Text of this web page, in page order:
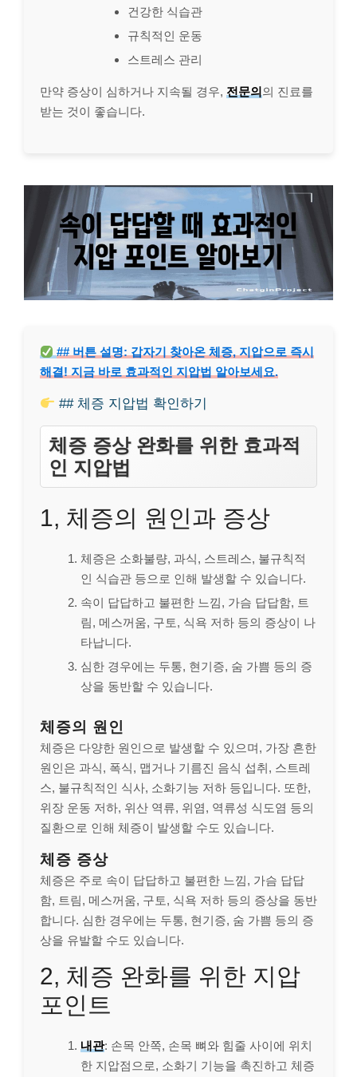
건강한 식습관
규칙적인 운동
스트레스 관리
만약 증상이 심하거나 지속될 경우, 전문의의 진료를
받는 것이 좋습니다.
## 버튼 설명: 갑자기 찾아온 체증, 지압으로 즉시
해결! 지금 바로 효과적인 지압법 알아보세요.
## 체증 지압법 확인하기
체증 증상 완화를 위한 효과적
인 지압법
1, 체증의 원인과 증상
체증은 소화불량, 과식, 스트레스, 불규칙적
인 식습관 등으로 인해 발생할 수 있습니다.
속이 답답하고 불편한 느낌, 가슴 답답함, 트
림, 메스꺼움, 구토, 식욕 저하 등의 증상이 나
타납니다.
심한 경우에는 두통, 현기증, 숨 가쁨 등의 증
상을 동반할 수 있습니다.
체증의 원인
체증은 다양한 원인으로 발생할 수 있으며, 가장 흔한
원인은 과식, 폭식, 맵거나 기름진 음식 섭취, 스트레
스, 불규칙적인 식사, 소화기능 저하 등입니다. 또한,
위장 운동 저하, 위산 역류, 위염, 역류성 식도염 등의
질환으로 인해 체증이 발생할 수도 있습니다.
체증 증상
체증은 주로 속이 답답하고 불편한 느낌, 가슴 답답
함, 트림, 메스꺼움, 구토, 식욕 저하 등의 증상을 동반
합니다. 심한 경우에는 두통, 현기증, 숨 가쁨 등의 증
상을 유발할 수도 있습니다.
2, 체증 완화를 위한 지압
포인트
내관: 손목 안쪽, 손목 뼈와 힘줄 사이에 위치
한 지압점으로, 소화기 기능을 촉진하고 체증